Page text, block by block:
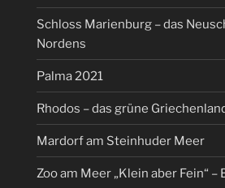
Schloss Marienburg – das
Nordens
Palma 2021
Rhodos – das grüne
Mardorf am Steinhuder Meer
Zoo am Meer „Klein aber Fein“ –